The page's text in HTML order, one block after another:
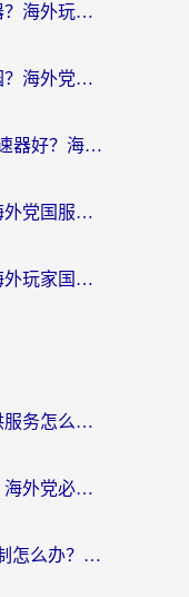
苹果打永劫无间用什么加速器？海外玩家亲测有效的国服游戏加速指南
比利时怎么玩汤姆猫水上乐园？海外党国服游戏加速终极指南（附无畏契约食之契约解决办法）
剑网3游戏在国外卡用什么加速器好？海外党亲测有效的国服游戏加速指南
打地下城与勇士卡怎么办？海外党国服游戏加速终极指南（附北美欧洲实测）
国外打新诛仙延迟高？2026海外玩家国服游戏加速器终极指南（附天龙八部闪耀暖暖实测）
爱奇艺暂时不对所在地区提供服务怎么办？海外党亲测有效的追剧解决方案
咪咕音乐国外用不了怎么办？海外党必备的国内内容访问全攻略
在老挝用喜马拉雅FM地区限制怎么办？海外党亲测有效的回国加速方案